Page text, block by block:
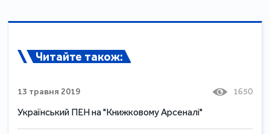
Читайте також:
13 травня 2019 1650
Український ПЕН на "Книжковому Арсеналі"